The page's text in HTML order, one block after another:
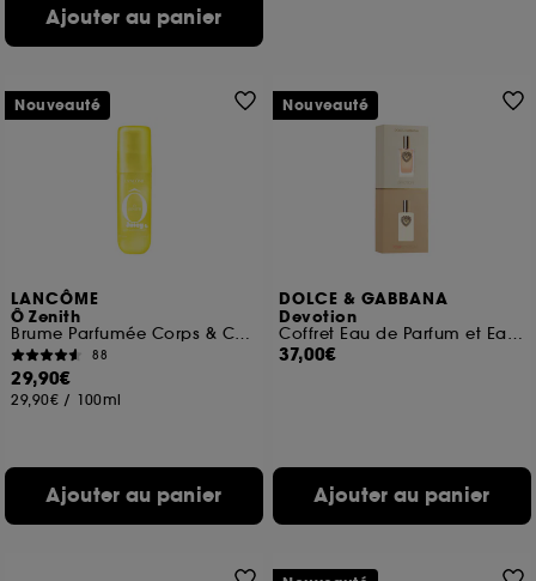
Ajouter au panier
LANCÔME
Ô Zenith
Brume Parfumée Corps & Cheveux
88
29,90€
29,90€ / 100ml
Ajouter au panier
Nouveauté
DOLCE & GABBANA
Devotion
Coffret Eau de Parfum et Eau de Parfum Intense
37,00€
Ajouter au panier
Nouveauté